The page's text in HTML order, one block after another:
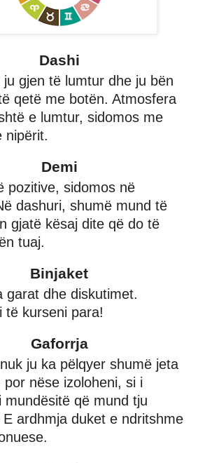
Dashi
ju gjen të lumtur dhe ju bën
qetë me botën. Atmosfera
e lumtur, sidomos me
nipërit.
Demi
pozitive, sidomos në
dashuri, shumë mund të
gjatë kësaj dite që do të
tuaj.
Binjaket
garat dhe diskutimet.
të kurseni para!
Gaforrja
ju ka pëlqyer shumë jeta
nëse izoloheni, si i
mundësitë që mund tju
ardhmja duket e ndritshme